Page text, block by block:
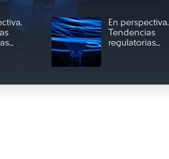
En perspectiva.
Tendencias
regulatorias...